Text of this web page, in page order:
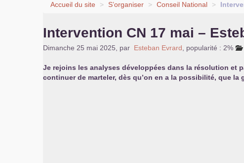
Accueil du site > S’organiser > Conseil National >
Intervention CN 17 mai –
Dimanche 25 mai 2025 par Esteban Evrard popularité : 2%
Je rejoins les analyses développées dans la résolution et
continuer de marteler, dès qu’on en a la possibilité, que